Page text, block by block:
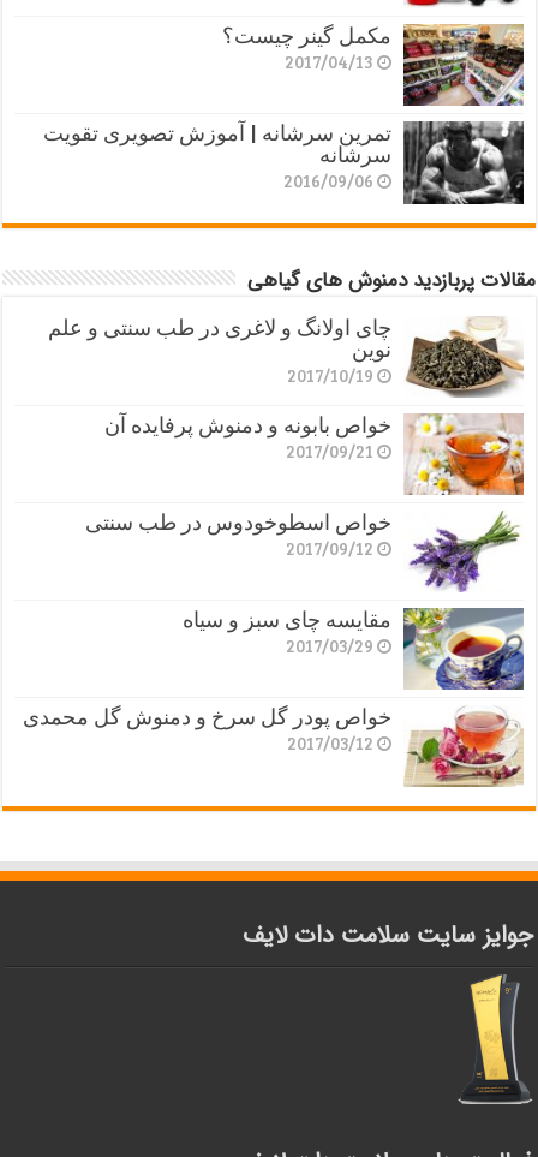
مکمل گینر چیست؟
2017/04/13
تمرین سرشانه | آموزش تصویری تقویت
سرشانه
2016/09/06
مقالات پربازدید دمنوش های گیاهی
چای اولانگ و لاغری در طب سنتی و علم
نوین
2017/10/19
خواص بابونه و دمنوش پرفایده آن
2017/09/21
خواص اسطوخودوس در طب سنتی
2017/09/12
مقایسه چای سبز و سیاه
2017/03/29
خواص پودر گل سرخ و دمنوش گل محمدی
2017/03/12
جوایز سایت سلامت دات لایف